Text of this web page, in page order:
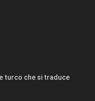
turco che si traduce